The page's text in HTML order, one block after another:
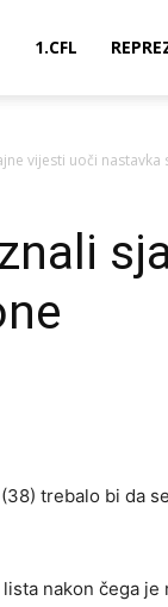
1.CFL
vijesti uoči nastavka
trebalo bi da
nakon čega